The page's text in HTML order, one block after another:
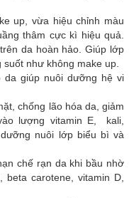
up, vừa hiệu chỉnh màu
thâm cực kì hiệu quả.
da hoàn hảo. Giúp lớp
như không make up.
da giúp nuôi dưỡng hệ vi
chống lão hóa da, giảm
lượng vitamin E, kali,
nuôi lớp biểu bì và
chế rạn da khi bầu nhờ
carotene, vitamin D,